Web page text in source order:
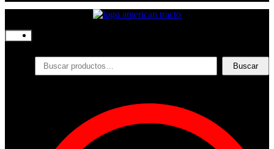
Productos
Filtros
Contacto
Acceder
Buscar